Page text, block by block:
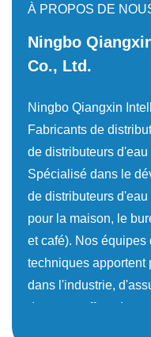
À PROPOS DE
Ningbo
Co., Ltd.
Ningbo Qiangxin
Fabricants de
de distributeurs
Spécialisé dans le
de distributeurs
pour la maison, le
et café). Nos
techniques apportent
dans l'industrie,
dans nos offres de
Équipés des